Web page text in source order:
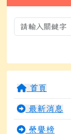
首頁
最新消息
榮譽榜